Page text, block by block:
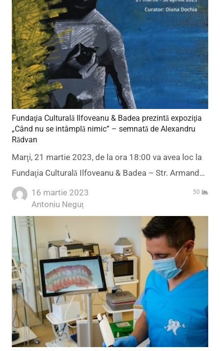
Fundaţia Culturală Ilfoveanu & Badea prezintă expoziţia
„Când nu se intâmplă nimic” – semnată de Alexandru
Rădvan
Marţi, 21 martie 2023, de la ora 18:00 va avea loc la
Fundaţia Culturală Ilfoveanu & Badea – Str. Armand…
16 martie 2023
Author
Antoniu Neguț
50